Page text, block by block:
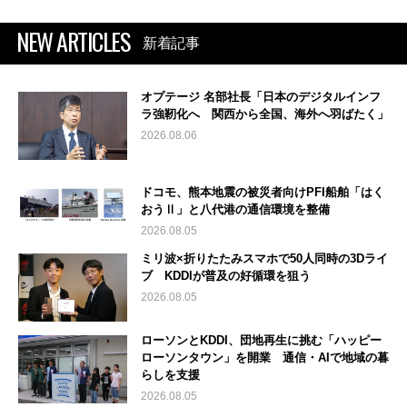
NEW ARTICLES 新着記事
オプテージ 名部社長「日本のデジタルインフ
ラ強靭化へ 関西から全国、海外へ羽ばたく」
2026.08.06
ドコモ、熊本地震の被災者向けPFI船舶「はく
おうⅡ」と八代港の通信環境を整備
2026.08.05
ミリ波×折りたたみスマホで50人同時の3Dライ
ブ KDDIが普及の好循環を狙う
2026.08.05
ローソンとKDDI、団地再生に挑む「ハッピー
ローソンタウン」を開業 通信・AIで地域の暮
らしを支援
2026.08.05